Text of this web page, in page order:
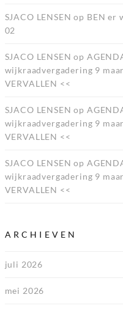
SJACO LENSEN op BEN er
02
SJACO LENSEN op
wijkraadvergadering 9
VERVALLEN <<
SJACO LENSEN op
wijkraadvergadering 9
VERVALLEN <<
SJACO LENSEN op
wijkraadvergadering 9
VERVALLEN <<
ARCHIEVEN
juli 2026
mei 2026